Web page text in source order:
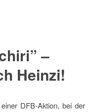
–
Heinzi!
DFB-Aktion, bei der